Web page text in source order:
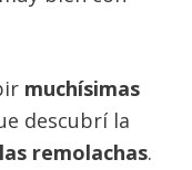
muchísimas
descubrí la
remolachas.